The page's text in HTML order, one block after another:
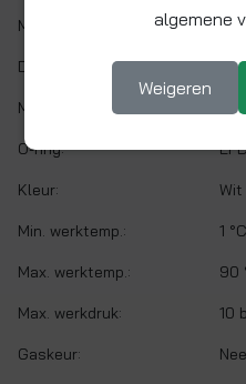
Maat: Ø
Demontabel: Nee
Materiaal:
O-ring:
Kleur: Wit
Min. werktemp.: 1 °C
Max. werktemp.: 90
Max. werkdruk: 10
Gaskeur: Nee
algemene
Weigeren